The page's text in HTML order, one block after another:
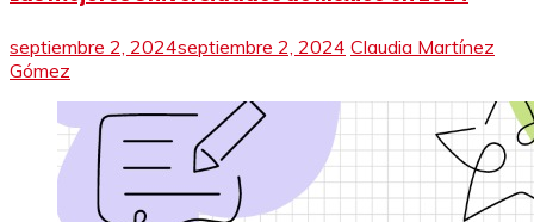
septiembre 2, 2024septiembre 2, 2024 Claudia Martínez
Gómez